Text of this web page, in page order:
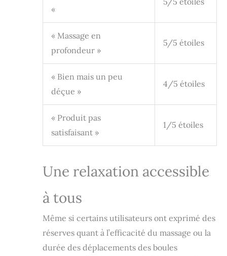
sérénité. 【Maison,
facilement ce
coussin de
fauteuil, une
chaise de bureau
grâce à son
fixation intégré.
synthétique et
homme, femme,
papa, maman ou
anniversaire, Fête
«
« Massage en
profondeur »
5/5 étoiles
« Bien mais un peu
déçue »
4/5 étoiles
« Produit pas
satisfaisant »
1/5 étoiles
Une relaxation accessible
à tous
Même si certains utilisateurs ont exprimé des
réserves quant à l’efficacité du massage ou la
durée des déplacements des boules